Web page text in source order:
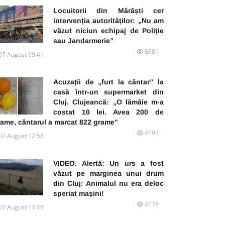
Locuitorii din Mărăști cer
intervenția autorităților: „Nu am
văzut niciun echipaj de Poliție
sau Jandarmerie”
August 09:41 6881
Acuzații de „furt la cântar” la
casă într-un supermarket din
Cluj. Clujeancă: „O lămâie m-a
costat 10 lei. Avea 200 de
cântarul a marcat 822 grame”
August 12:58 4193
VIDEO. Alertă: Un urs a fost
văzut pe marginea unui drum
din Cluj: Animalul nu era deloc
speriat mașini!
August 14:16 4178